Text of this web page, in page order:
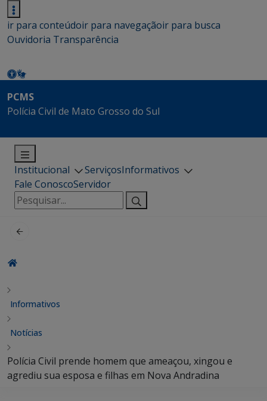
ir para conteúdoir para navegaçãoir para busca
Ouvidoria Transparência
PCMS
Polícia Civil de Mato Grosso do Sul
Institucional ServiçosInformativos
Fale ConoscoServidor
Pesquisar
por:
Informativos
Notícias
Polícia Civil prende homem que ameaçou, xingou e
agrediu sua esposa e filhas em Nova Andradina